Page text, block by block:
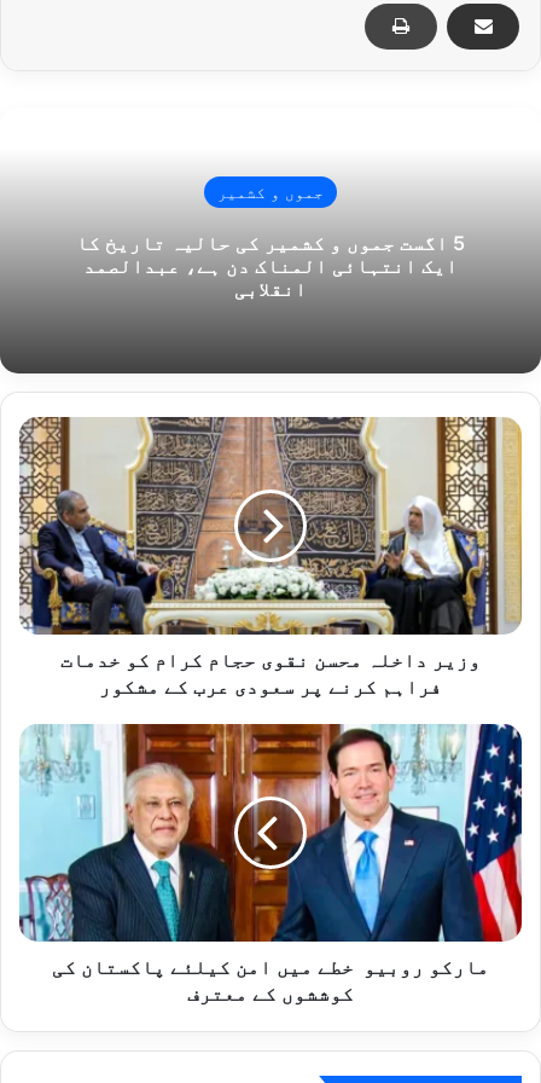
جموں و کشمیر
5 اگست جموں و کشمیر کی حالیہ تاریخ کا
ایک انتہائی المناک دن ہے، عبدالصمد
انقلابی
وزیر
داخلہ
محسن
نقوی
حجام
کرام
خدمات
فراہم
عرب
کے
مشکور
وزیر داخلہ محسن نقوی حجام کرام کو خدمات
فراہم کرنے پر سعودی عرب کے مشکور
مارکو
روبیو
خطے
میں
امن
کیلئے
پاکستان
کی
کوششوں
مارکو روبیو خطے میں امن کیلئے پاکستان کی
کوششوں کے معترف